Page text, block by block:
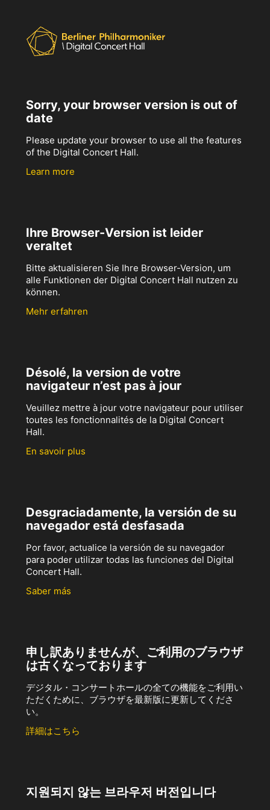
Sorry, your browser version is out of
date
Please update your browser to use all the features
of the Digital Concert Hall.
Learn more
Ihre Browser-Version ist leider
veraltet
Bitte aktualisieren Sie Ihre Browser-Version, um
alle Funktionen der Digital Concert Hall nutzen zu
können.
Mehr erfahren
Désolé, la version de votre
navigateur n’est pas à jour
Veuillez mettre à jour votre navigateur pour utiliser
toutes les fonctionnalités de la Digital Concert
Hall.
En savoir plus
Desgraciadamente, la versión de su
navegador está desfasada
Por favor, actualice la versión de su navegador
para poder utilizar todas las funciones del Digital
Concert Hall.
Saber más
申し訳ありませんが、ご利用のブラウザ
は古くなっております
デジタル・コンサートホールの全ての機能をご利用い
ただくために、ブラウザを最新版に更新してくださ
い。
詳細はこちら
지원되지 않는 브라우저 버전입니다